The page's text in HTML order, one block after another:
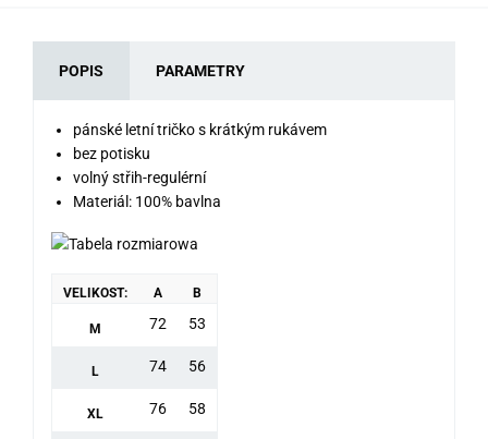
POPIS PARAMETRY
pánské letní tričko s krátkým rukávem
bez potisku
volný střih-regulérní
Materiál: 100% bavlna
VELIKOST: A B
M 72 53
L 74 56
XL 76 58